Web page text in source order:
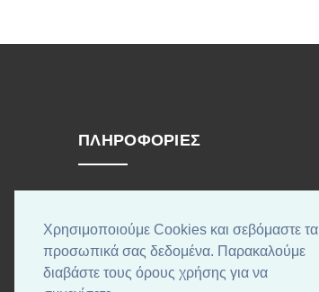
Χρησιμοποιούμε Cookies και σεβόμαστε τα
προσωπικά σας δεδομένα. Παρακαλούμε
διαβάστε τους όρους χρήσης για να
ΠΛΗΡΟΦΟΡΊΕΣ
Τρόποι Πληρωμής
Όροι χρήσης